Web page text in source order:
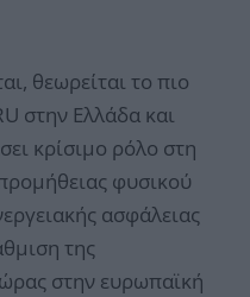
θεωρείται το πιο
στην Ελλάδα και
κρίσιμο ρόλο στη
φυσικού
ασφάλειας
της
στην ευρωπαϊκή